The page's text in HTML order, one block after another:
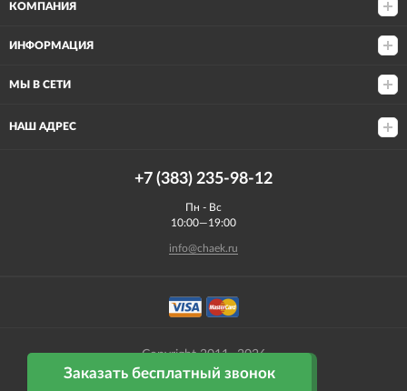
КОМПАНИЯ
ИНФОРМАЦИЯ
МЫ В СЕТИ
НАШ АДРЕС
+7 (383) 235-98-12
Пн - Вс
10:00—19:00
info@chaek.ru
Copyright 2011- 2026
Заказать бесплатный звонок